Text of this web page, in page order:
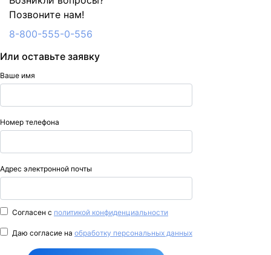
Позвоните нам!
8-800-555-0-556
Или оставьте заявку
Ваше имя
Номер телефона
Адрес электронной почты
Согласен с политикой конфиденциальности
Даю согласие на обработку персональных данных